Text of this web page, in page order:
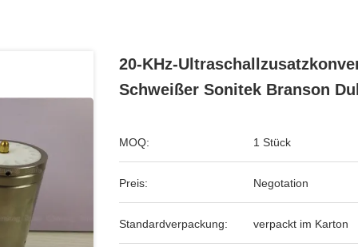
20-KHz-
Schweißer Sonitek Branson
MOQ: 1 Stück
Preis: Negotation
Standardverpackung: verpackt im Karton